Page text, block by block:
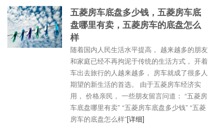
五菱房车底盘多少钱，五菱房车底
盘哪里有卖，五菱房车的底盘怎么
样
随着国内人民生活水平提高， 越来越多的朋友
和家庭已经不再拘泥于传统的生活方式， 开着
车出去旅行的人越来越多， 房车就成了很多人
期望的新生活的首选。 由于五菱房车经济实
用， 价格亲民， 一些朋友留言问道： “五菱房
车底盘哪里有卖” “五菱房车底盘多少钱” “五菱
房车的底盘怎么样”[详细]